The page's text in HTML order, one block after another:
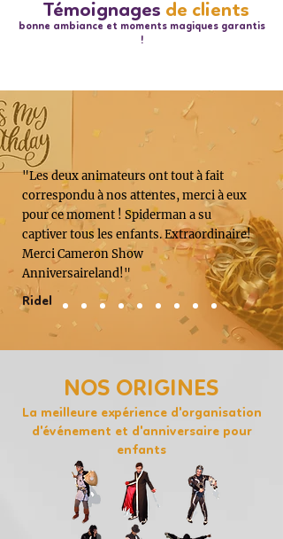
bonne ambiance et moments magiques garantis
!
Témoignages de clients
"Les deux animateurs ont tout à fait
correspondu à nos attentes, merci à eux
pour ce moment ! Spiderman a su
captiver tous les enfants. Extraordinaire!
Merci Cameron Show
Anniversaireland!"
Ridel
NOS ORIGINES
La meilleure expérience d'organisation
d'événement et d'anniversaire pour
enfants